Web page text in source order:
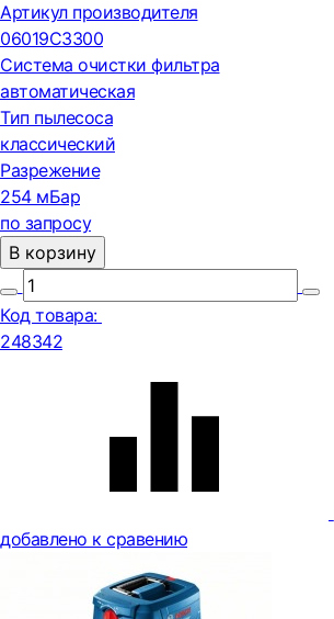
Артикул производителя
06019C3300
Система очистки фильтра
автоматическая
Тип пылесоса
классический
Разрежение
254 мБар
по запросу
В корзину
Код товара:
248342
добавлено к сравению